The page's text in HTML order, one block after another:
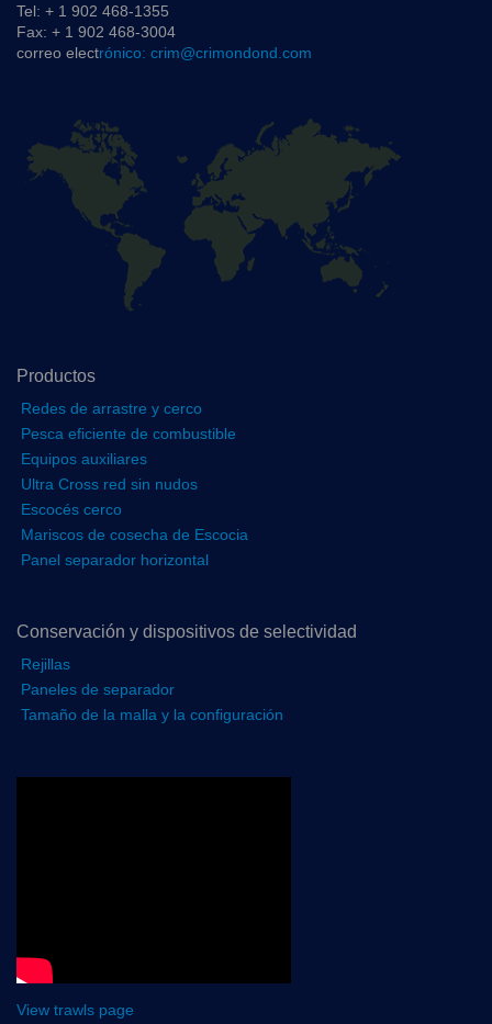
Tel: + 1 902 468-1355
Fax: + 1 902 468-3004
correo electrónico: crim@crimondond.com
Productos
Redes de arrastre y cerco
Pesca eficiente de combustible
Equipos auxiliares
Ultra Cross red sin nudos
Escocés cerco
Mariscos de cosecha de Escocia
Panel separador horizontal
Conservación y dispositivos de selectividad
Rejillas
Paneles de separador
Tamaño de la malla y la configuración
View trawls page